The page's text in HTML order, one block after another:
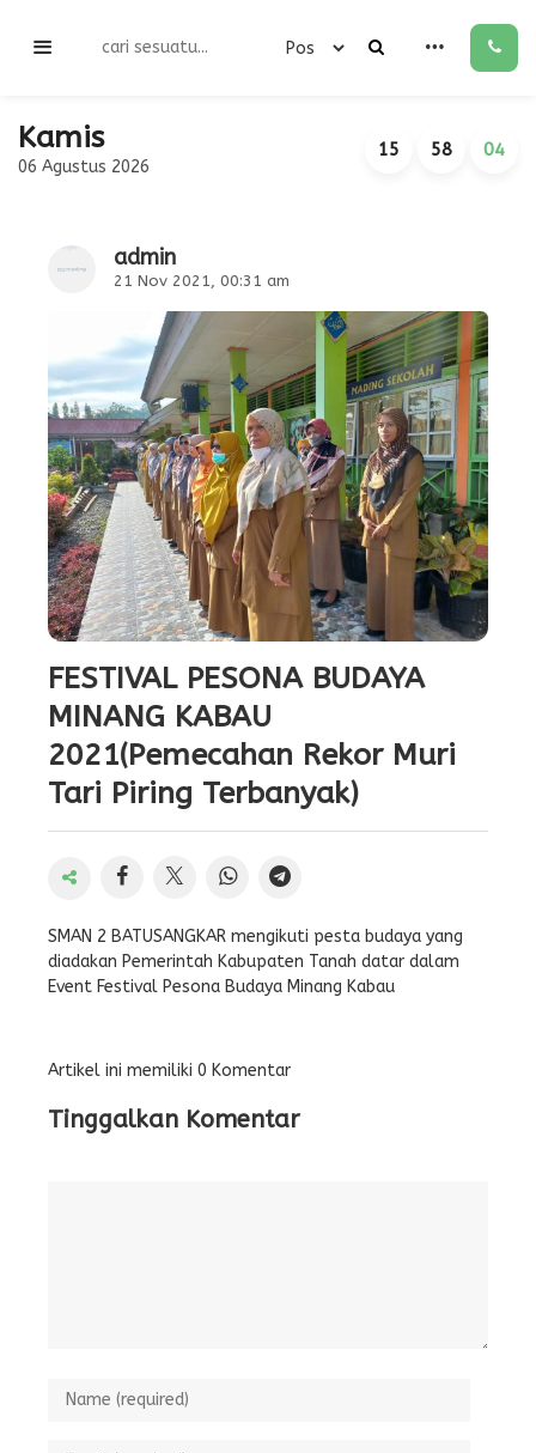
Kamis
06 Agustus 2026
15 58 04
admin
21 Nov 2021, 00:31 am
FESTIVAL PESONA BUDAYA
MINANG KABAU
2021(Pemecahan Rekor Muri
Tari Piring Terbanyak)
SMAN 2 BATUSANGKAR mengikuti pesta budaya yang
diadakan Pemerintah Kabupaten Tanah datar dalam
Event Festival Pesona Budaya Minang Kabau
Artikel ini memiliki 0 Komentar
Tinggalkan Komentar